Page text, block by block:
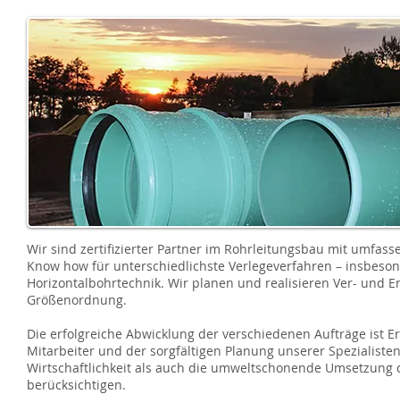
Wir sind zertifizierter Partner im Rohrleitungsbau mit
Know how für unterschiedlichste Verlegeverfahren –
Horizontalbohrtechnik. Wir planen und realisieren Ver- und
Größenordnung.
Die erfolgreiche Abwicklung der verschiedenen Aufträge ist
Mitarbeiter und der sorgfältigen Planung unserer
Wirtschaftlichkeit als auch die umweltschonende Umsetzung
berücksichtigen.